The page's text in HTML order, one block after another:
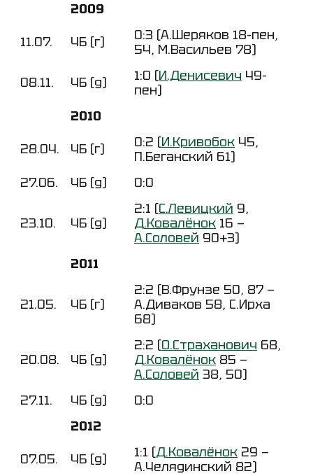
2009
11.07. ЧБ (г)
0:3 (А.Шеряков 18-пен,
54, М.Васильев 78)
08.11. ЧБ (д) 1:0 (И.Денисевич 49-
пен)
2010
28.04. ЧБ (г) 0:2 (И.Кривобок 45,
П.Беганский 61)
27.06.
ЧБ (д) 0:0
23.10. ЧБ (д)
2:1 (С.Левицкий 9,
Д.Ковалёнок 16 —
А.Соловей 90+3)
2011
21.05. ЧБ (г)
2:2 (В.Фрунзе 50, 87 —
А.Диваков 58, С.Ирха
68)
20.08. ЧБ (д)
2:2 (О.Страханович 68,
Д.Ковалёнок 85 —
А.Соловей 38, 50)
27.11.
ЧБ (д)
0:0
2012
07.05. ЧБ (д) 1:1 (Д.Ковалёнок 29 —
А.Челядинский 82)